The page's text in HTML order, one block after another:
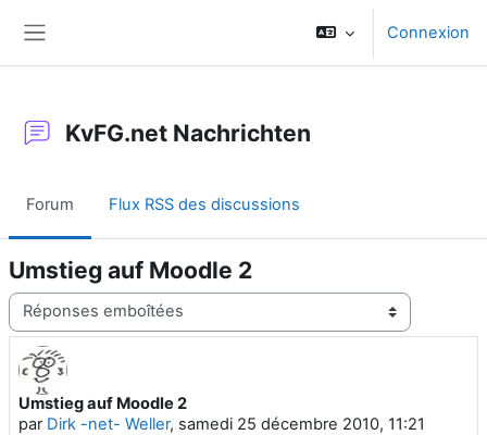
Connexion
KvFG.net Nachrichten
Forum Flux RSS des discussions
Umstieg auf Moodle 2
Type d’affichage
Umstieg auf Moodle 2
par Dirk -net- Weller, samedi 25 décembre 2010, 11:21
Nombre de réponses : 0